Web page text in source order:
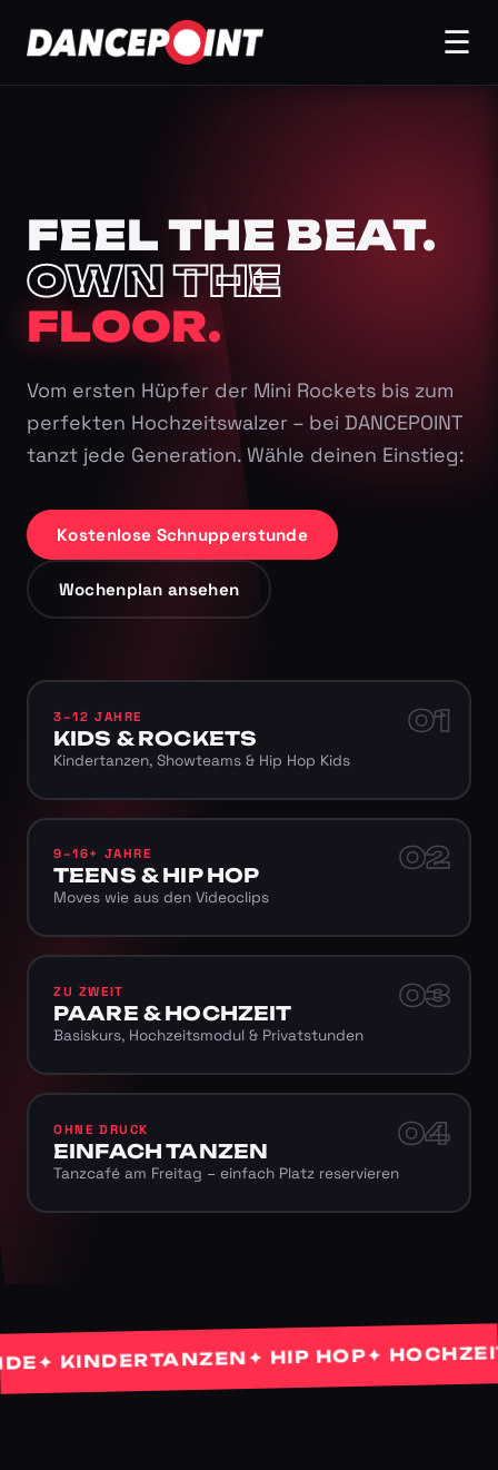
☰
FEEL THE BEAT.
OWN THE
FLOOR.
Vom ersten Hüpfer der Mini Rockets bis zum
perfekten Hochzeitswalzer – bei DANCEPOINT
tanzt jede Generation. Wähle deinen Einstieg:
Kostenlose Schnupperstunde
Wochenplan ansehen
01
3–12 JAHRE
KIDS & ROCKETS
Kindertanzen, Showteams & Hip Hop Kids
02
9–16+ JAHRE
TEENS & HIP HOP
Moves wie aus den Videoclips
03
ZU ZWEIT
PAARE & HOCHZEIT
Basiskurs, Hochzeitsmodul & Privatstunden
04
OHNE DRUCK
EINFACH TANZEN
Tanzcafé am Freitag – einfach Platz reservieren
KINDERTANZEN✦ HIP HOP ✦